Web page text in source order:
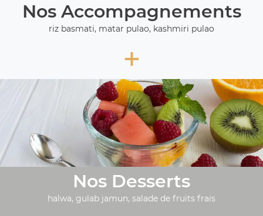
Nos Accompagnements
riz basmati, matar pulao, kashmiri pulao
+
Nos Desserts
halwa, gulab jamun, salade de fruits frais